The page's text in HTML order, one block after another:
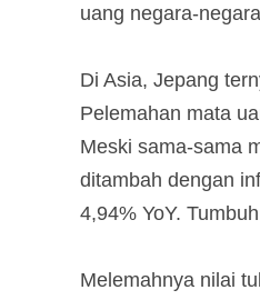
uang negara-
Di Asia, Jepang
Pelemahan mata
Meski sama-sama
ditambah dengan
4,94% YoY.
Melemahnya nilai